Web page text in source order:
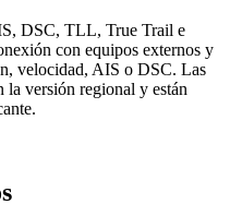
DSC, TLL, True Trail e
con equipos externos y
velocidad, AIS o DSC. Las
la versión regional y están